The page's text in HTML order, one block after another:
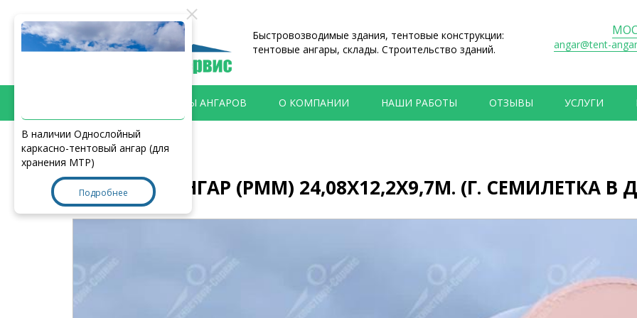
Быстровозводимые здания, тентовые конструкции:
тентовые ангары, склады. Строительство зданий.
angar@tent-
ТИПЫ АНГАРОВ О КОМПАНИИ НАШИ РАБОТЫ ОТЗЫВЫ УСЛУГИ
Главная > Наши работы
УТЕПЛЁННЫЙ АНГАР (РММ) 24,08Х12,2Х9,7М. (Г. СЕМИЛЕТКА
В наличии Однослойный
каркасно-тентовый ангар (для
хранения МТР)
Подробнее